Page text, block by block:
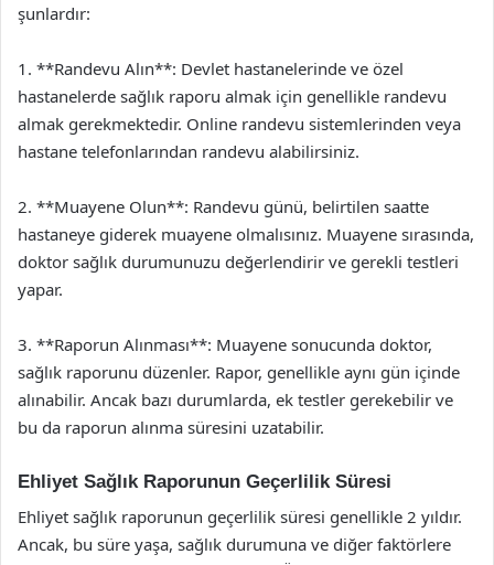
şunlardır:
1. **Randevu Alın**: Devlet hastanelerinde ve özel
hastanelerde sağlık raporu almak için genellikle randevu
almak gerekmektedir. Online randevu sistemlerinden veya
hastane telefonlarından randevu alabilirsiniz.
2. **Muayene Olun**: Randevu günü, belirtilen saatte
hastaneye giderek muayene olmalısınız. Muayene sırasında,
doktor sağlık durumunuzu değerlendirir ve gerekli testleri
yapar.
3. **Raporun Alınması**: Muayene sonucunda doktor,
sağlık raporunu düzenler. Rapor, genellikle aynı gün içinde
alınabilir. Ancak bazı durumlarda, ek testler gerekebilir ve
bu da raporun alınma süresini uzatabilir.
Ehliyet Sağlık Raporunun Geçerlilik Süresi
Ehliyet sağlık raporunun geçerlilik süresi genellikle 2 yıldır.
Ancak, bu süre yaşa, sağlık durumuna ve diğer faktörlere